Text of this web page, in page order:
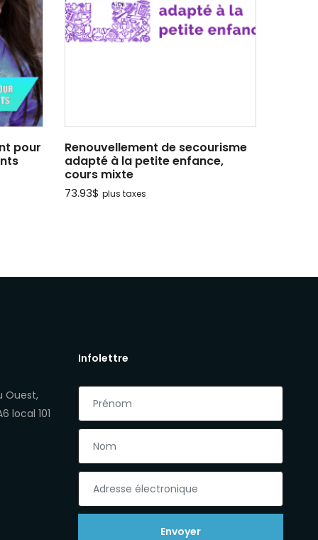
pour
Renouvellement de secourisme
adapté à la petite enfance,
cours mixte
73.93$ plus taxes
Ouest,
local 101
Infolettre
Envoyer